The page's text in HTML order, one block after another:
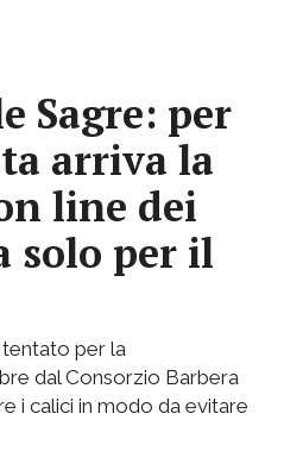
Sagre: per
arriva la
line dei
solo per il
per la
dal Consorzio Barbera
i calici in modo da evitare